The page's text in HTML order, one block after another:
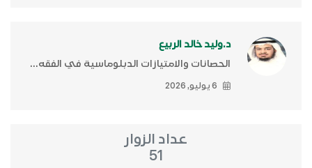
د.وليد خالد الربيع
الحصانات والامتيازات الدبلوماسية في الفقه...
6 يوليو, 2026
عداد الزوار
51